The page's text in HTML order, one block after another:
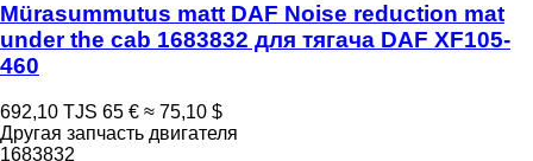
Mürasummutus matt DAF Noise reduction mat
under the cab 1683832 для тягача DAF XF105-
460
692,10 TJS 65 € ≈ 75,10 $
Другая запчасть двигателя
1683832